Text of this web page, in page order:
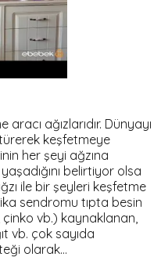
ağızlarıdır. Dünyayı
keşfetmeye
her şeyi ağzına
belirtiyor olsa
ile bir şeyleri keşfetme
sendromu tıpta besin
vb.) kaynaklanan,
vb. çok sayıda
olarak…